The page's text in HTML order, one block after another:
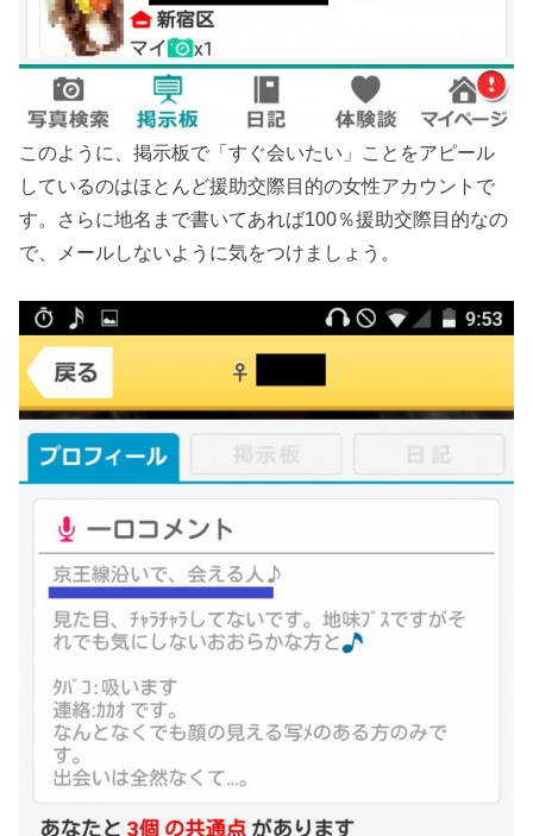
このように、掲示板で「すぐ会いたい」ことをアピール
しているのはほとんど援助交際目的の女性アカウントで
す。さらに地名まで書いてあれば100％援助交際目的なの
で、メールしないように気をつけましょう。